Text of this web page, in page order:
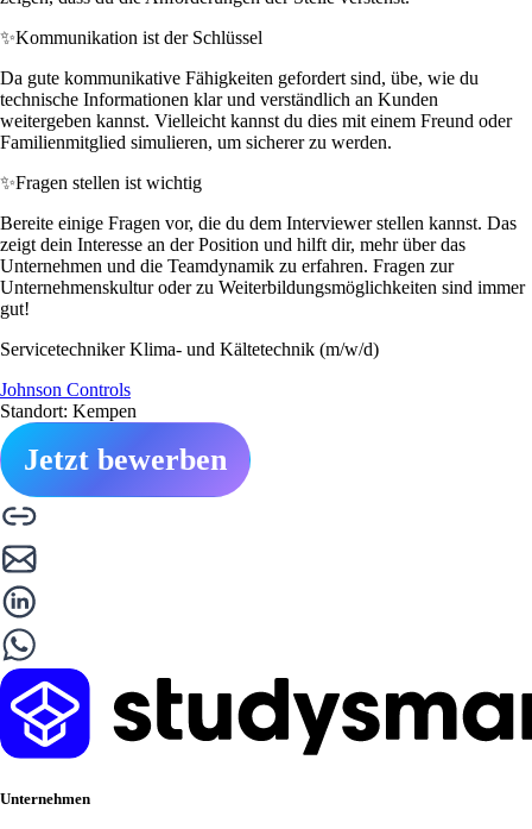
✨Kommunikation ist der Schlüssel
Da gute kommunikative Fähigkeiten gefordert sind, übe, wie du
technische Informationen klar und verständlich an Kunden
weitergeben kannst. Vielleicht kannst du dies mit einem Freund oder
Familienmitglied simulieren, um sicherer zu werden.
✨Fragen stellen ist wichtig
Bereite einige Fragen vor, die du dem Interviewer stellen kannst. Das
zeigt dein Interesse an der Position und hilft dir, mehr über das
Unternehmen und die Teamdynamik zu erfahren. Fragen zur
Unternehmenskultur oder zu Weiterbildungsmöglichkeiten sind immer
gut!
Servicetechniker Klima- und Kältetechnik (m/w/d)
Johnson Controls
Standort: Kempen
Jetzt bewerben
Unternehmen